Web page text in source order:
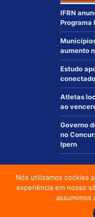
IFRN
Programa
aumento
Estudo
Atletas
ao
Governo
no
Ipern
© 2012 - 2021 |
Desenvolvido por:
Social media &
Nós utilizamos cookies
experiência em nosso
assumimos